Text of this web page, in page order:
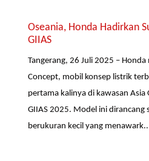
Oseania, Honda Hadirkan
GIIAS
Tangerang, 26 Juli 2025 –
Concept, mobil konsep listrik
pertama kalinya di kawasan Asia
GIIAS 2025. Model ini dirancang
berukuran kecil yang